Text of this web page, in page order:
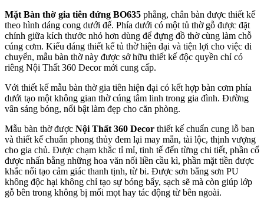
Mặt Bàn thờ gia tiên đứng BO635 phẳng, chân bàn được thiết kế
theo hình dáng cong dưới đế. Phía dưới có một tủ thờ gỗ được đặt
chính giữa kích thước nhỏ hơn dùng để đựng đồ thờ cùng làm chỗ
cúng cơm. Kiểu dáng thiết kế tủ thờ hiện đại và tiện lợi cho việc di
chuyển, mẫu bàn thờ này được sở hữu thiết kế độc quyền chỉ có
riêng Nội Thất 360 Decor mới cung cấp.
Với thiết kế mẫu bàn thờ gia tiên hiện đại có kết hợp bàn cơm phía
dưới tạo một không gian thờ cúng tâm linh trong gia đình. Đường
vân sáng bóng, nổi bật làm đẹp cho căn phòng.
Mẫu bàn thờ được Nội Thất 360 Decor thiết kế chuẩn cung lỗ ban
và thiết kế chuẩn phong thủy đem lại may mắn, tài lộc, thịnh vượng
cho gia chủ. Được chạm khắc tỉ mỉ, tinh tế đến từng chi tiết, phần cổ
được nhấn bằng những hoa văn nối liền cầu kì, phần mặt tiền được
khắc nổi tạo cảm giác thanh tịnh, từ bi. Được sơn bằng sơn PU
không độc hại không chỉ tạo sự bóng bẩy, sạch sẽ mà còn giúp lớp
gỗ bên trong không bị mối mọt hay tác động từ bên ngoài.